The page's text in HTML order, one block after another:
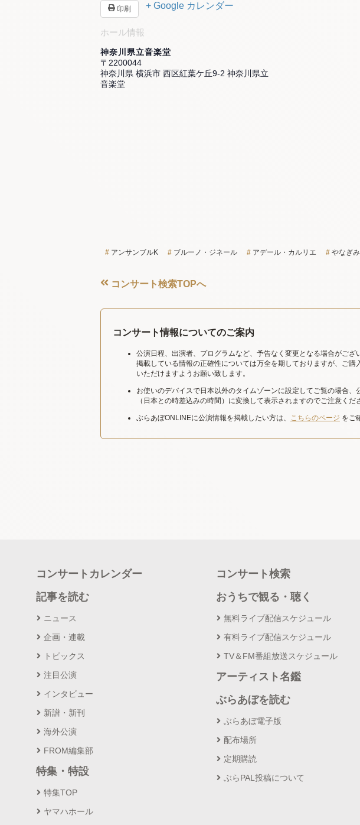
印刷 + Google カレンダー
ホール情報
神奈川県立音楽堂
〒2200044
神奈川県 横浜市 西区紅葉ケ丘9-2 神奈川県立
音楽堂
アンサンブルK ブルーノ・ジネール アデール・カルリエ やなぎ
コンサート検索TOPへ
コンサート情報についてのご案内
公演日程、出演者、プログラムなど、予告なく変更となる場合がござ
掲載している情報の正確性については万全を期しておりますが、ご購
いただけますようお願い致します。
お使いのデバイスで日本以外のタイムゾーンに設定してご覧の場合、
（日本との時差込みの時間）に変換して表示されますのでご注意くだ
ぶらあぼONLINEに公演情報を掲載したい方は、 こちらのページ をご
コンサートカレンダー
記事を読む
ニュース
企画・連載
トピックス
注目公演
インタビュー
新譜・新刊
海外公演
FROM編集部
特集・特設
特集TOP
ヤマハホール
コンサート検索
おうちで観る・聴く
無料ライブ配信スケジュール
有料ライブ配信スケジュール
TV＆FM番組放送スケジュール
アーティスト名鑑
ぶらあぼを読む
ぶらあぼ電子版
配布場所
定期購読
ぶらPAL投稿について